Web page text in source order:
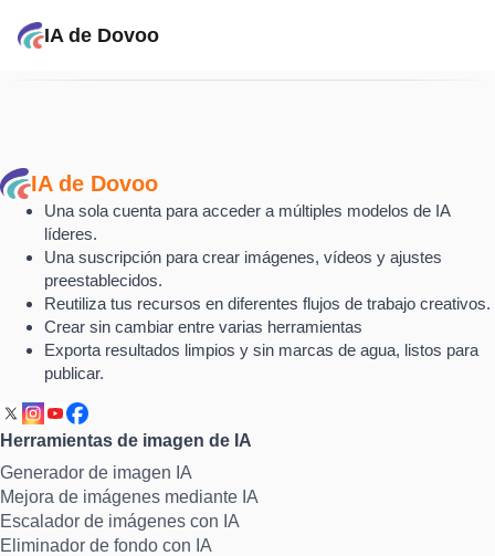
IA de Dovoo
IA de Dovoo
Una sola cuenta para acceder a múltiples modelos de IA
líderes.
Una suscripción para crear imágenes, vídeos y ajustes
preestablecidos.
Reutiliza tus recursos en diferentes flujos de trabajo creativos.
Crear sin cambiar entre varias herramientas
Exporta resultados limpios y sin marcas de agua, listos para
publicar.
Herramientas de imagen de IA
Generador de imagen IA
Mejora de imágenes mediante IA
Escalador de imágenes con IA
Eliminador de fondo con IA